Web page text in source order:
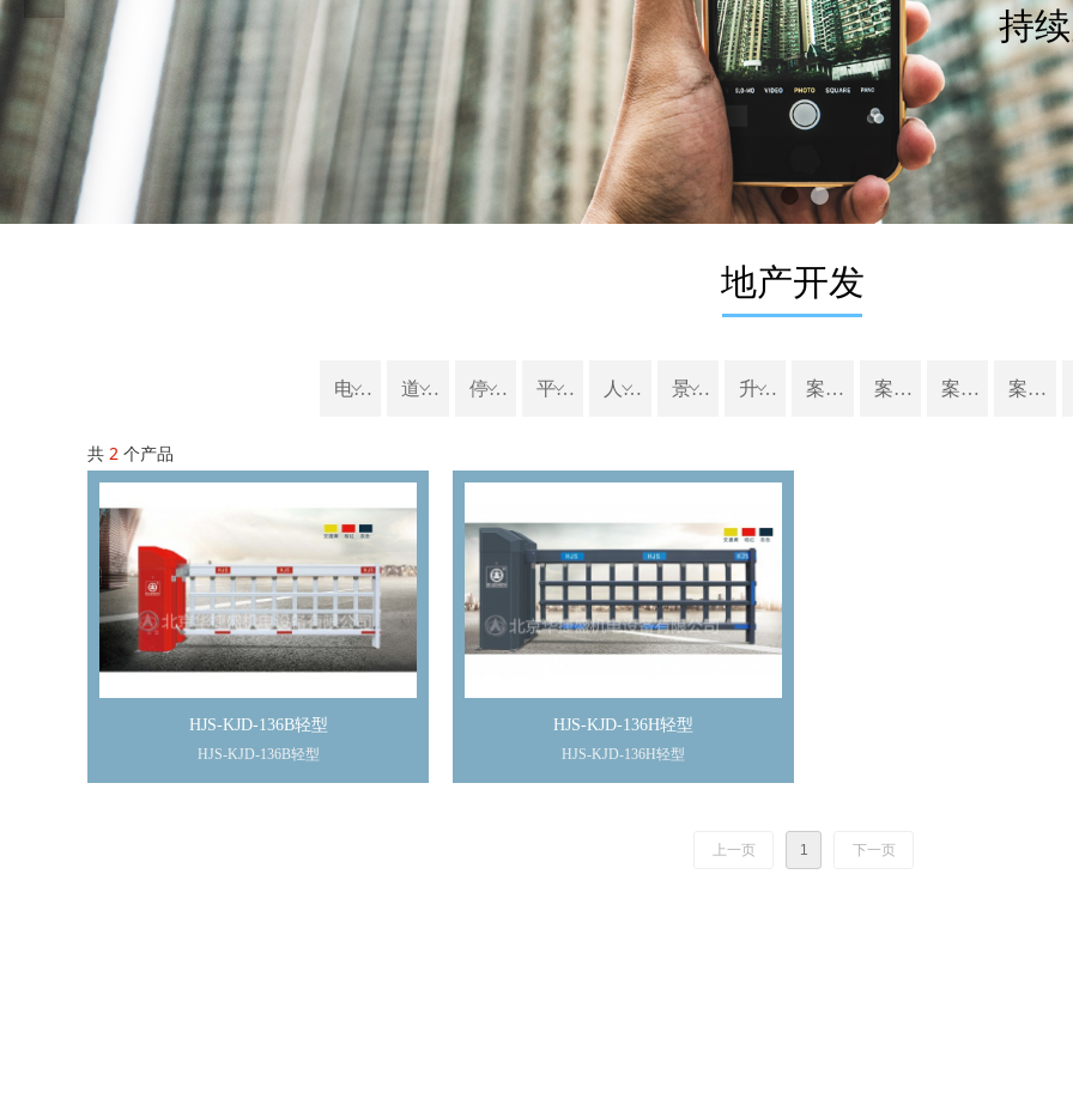
重新想
地产开发
ꀁ
电动伸缩门 ꀁ
道闸系列 ꀁ
停车场管理系统 ꀁ
平移门 ꀁ
人行通道管理系统 ꀁ
景观配套设施 ꀁ
升降柱系列 案例电动伸缩门 案例平移门 案例道闸 案例停车场管理系统
共 2 个产品
HJS-KJD-136B轻型
HJS-KJD-136B轻型
HJS-KJD-136H轻型
HJS-KJD-136H轻型
上一页 1 下一页